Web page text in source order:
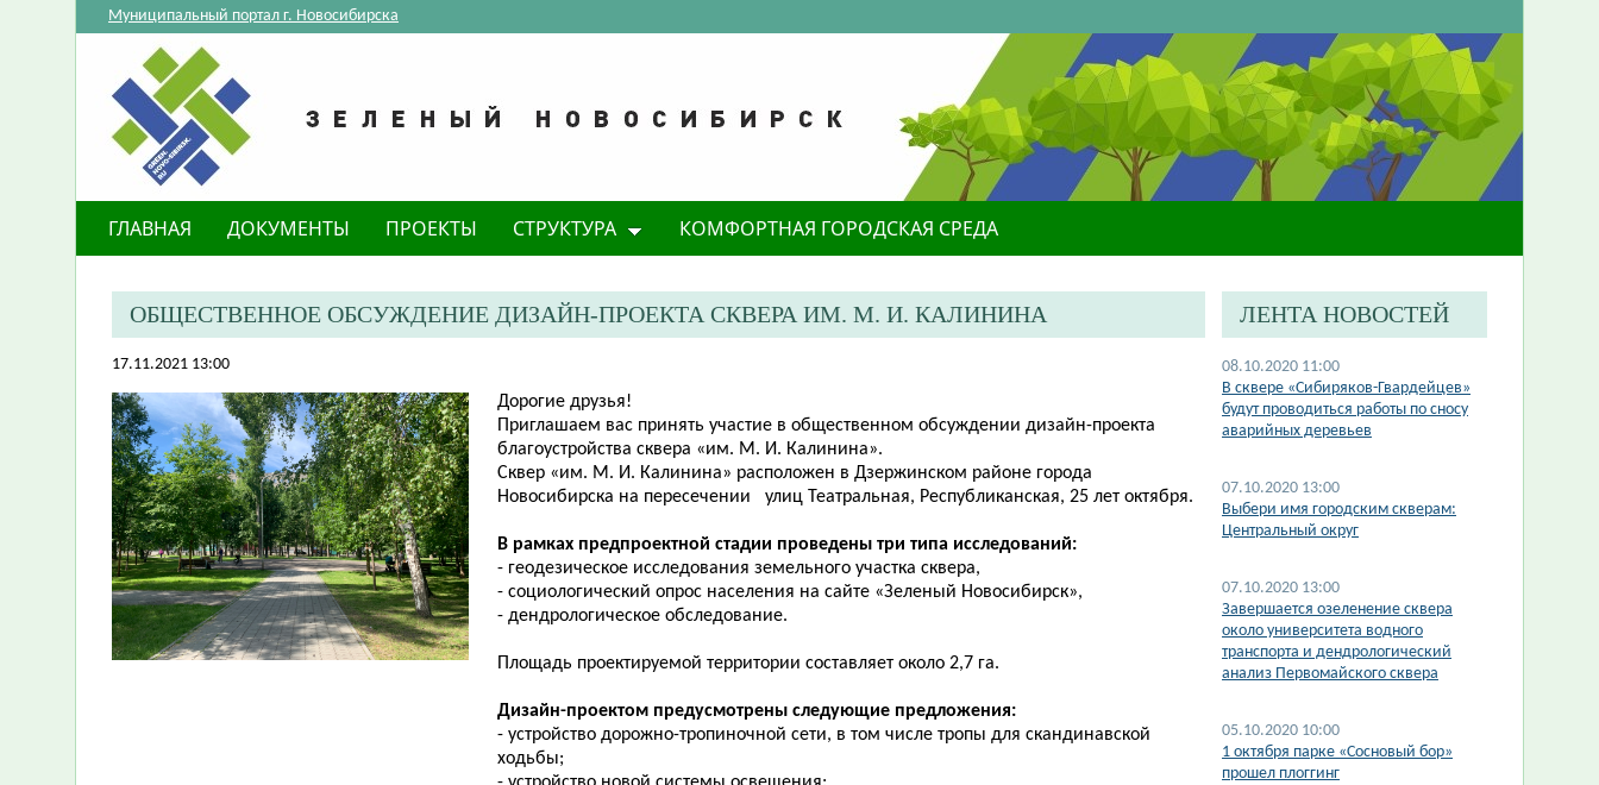
Муниципальный портал г. Новосибирска
ГЛАВНАЯ ДОКУМЕНТЫ ПРОЕКТЫ СТРУКТУРА КОМФОРТНАЯ ГОРОДСКАЯ СРЕДА
ОБЩЕСТВЕННОЕ ОБСУЖДЕНИЕ ДИЗАЙН-ПРОЕКТА СКВЕРА ИМ. М. И. КАЛИНИНА
17.11.2021 13:00
Дорогие друзья!
​Приглашаем вас принять участие в общественном обсуждении дизайн-проекта
благоустройства сквера «им. М. И. Калинина».
Сквер «им. М. И. Калинина» расположен в Дзержинском районе города
Новосибирска на пересечении улиц Театральная, Республиканская, 25 лет октября.
В рамках предпроектной стадии проведены три типа исследований:
- геодезическое исследования земельного участка сквера,
- социологический опрос населения на сайте «Зеленый Новосибирск»,
- дендрологическое обследование.
Площадь проектируемой территории составляет около 2,7 га.
Дизайн-проектом предусмотрены следующие предложения:
- устройство дорожно-тропиночной сети, в том числе тропы для скандинавской
ходьбы;
ЛЕНТА НОВОСТЕЙ
08.10.2020 11:00
В сквере «Сибиряков-Гвардейцев»
будут проводиться работы по сносу
аварийных деревьев
07.10.2020 13:00
Выбери имя городским скверам:
Центральный округ
07.10.2020 13:00
Завершается озеленение сквера
около университета водного
транспорта и дендрологический
анализ Первомайского сквера
05.10.2020 10:00
1 октября парке «Сосновый бор»
прошел плоггинг